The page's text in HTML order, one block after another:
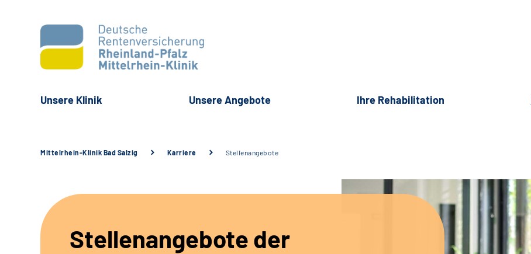
Unsere Klinik Unsere Angebote Ihre Rehabilitation
Mittelrhein-Klinik Bad Salzig Karriere Stellenangebote
Stellenangebote der